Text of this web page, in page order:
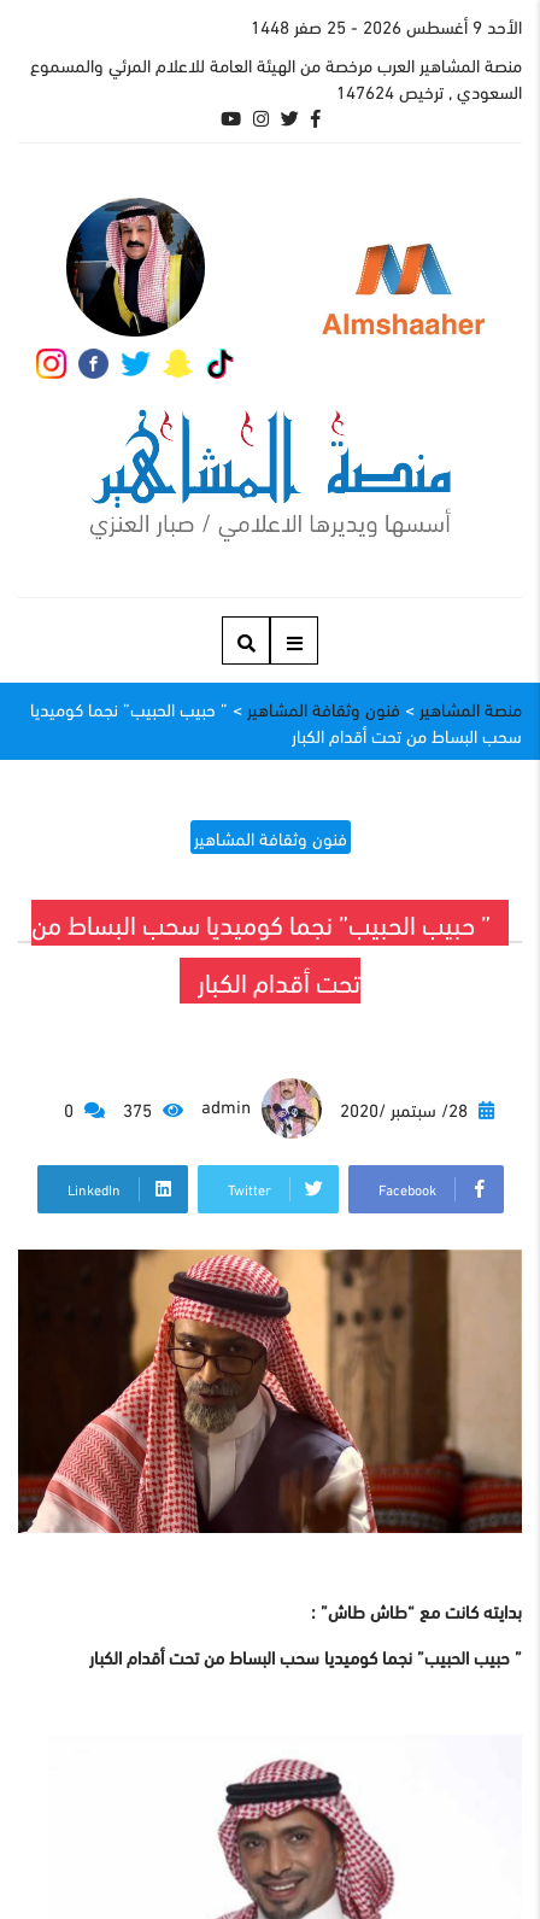
اﻷحد 9 أغسطس 2026
- 25 صفر 1448
منصة المشاهير العرب مرخصة من الهيئة العامة للاعلام المرئي والمسموع
السعودي , ترخيص 147624
منصة المشاهير > فنون وثقافة المشاهير > ” حبيب الحبيب” نجما كوميديا
سحب البساط من تحت أقدام الكبار
فنون وثقافة المشاهير
” حبيب الحبيب” نجما كوميديا سحب البساط من
تحت أقدام الكبار
Facebook
Twitter
LinkedIn
بدايته كانت مع “طاش طاش” :
” حبيب الحبيب” نجما كوميديا سحب البساط من تحت أقدام الكبار